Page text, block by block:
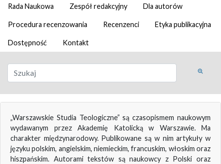
Rada Naukowa Zespół redakcyjny Dla autorów
Procedura recenzowania Recenzenci Etyka publikacyjna
Dostępność Kontakt
„Warszawskie Studia Teologiczne” są czasopismem naukowym
wydawanym przez Akademię Katolicką w Warszawie. Ma
charakter międzynarodowy. Publikowane są w nim artykuły w
języku polskim, angielskim, niemieckim, francuskim, włoskim oraz
hiszpańskim. Autorami tekstów są naukowcy z Polski oraz